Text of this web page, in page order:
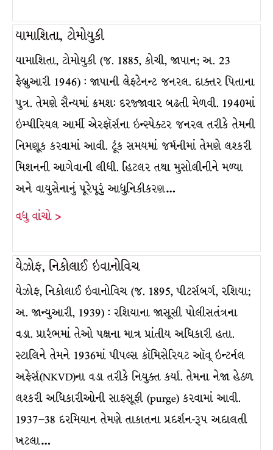
યામાશિતા, ટોમોયુકી
યામાશિતા, ટોમોયુકી (જ. 1885, કોચી, જાપાન; અ. 23
ફેબ્રુઆરી 1946) : જાપાની લેફ્ટેનન્ટ જનરલ. દાક્તર પિતાના
પુત્ર. તેમણે સૈન્યમાં ક્રમશ: દરજ્જાવાર બઢતી મેળવી. 1940માં
ઇમ્પીરિયલ આર્મી એરફૉર્સના ઇન્સ્પેક્ટર જનરલ તરીકે તેમની
નિમણૂક કરવામાં આવી. ટૂંક સમયમાં જર્મનીમાં તેમણે લશ્કરી
મિશનની આગેવાની લીધી. હિટલર તથા મુસોલીનીને મળ્યા
અને વાયુસેનાનું પૂરેપૂરું આધુનિકીકરણ…
વધુ વાંચો >
યેઝોફ, નિકોલાઈ ઇવાનોવિચ
યેઝોફ, નિકોલાઈ ઇવાનોવિચ (જ. 1895, પીટર્સબર્ગ, રશિયા;
અ. જાન્યુઆરી, 1939) : રશિયાના જાસૂસી પોલીસતંત્રના
વડા. પ્રારંભમાં તેઓ પક્ષના માત્ર પ્રાંતીય અધિકારી હતા.
સ્ટાલિને તેમને 1936માં પીપલ્સ કૉમિસેરિયટ ઑવ્ ઇન્ટર્નલ
અફેર્સ(NKVD)ના વડા તરીકે નિયુક્ત કર્યા. તેમના નેજા હેઠળ
લશ્કરી અધિકારીઓની સાફસૂફી (purge) કરવામાં આવી.
1937–38 દરમિયાન તેમણે તાકાતના પ્રદર્શન-રૂપ અદાલતી
ખટલા…